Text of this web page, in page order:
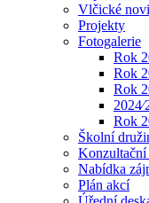
Vlčické
Projekty
Fotogalerie
Rok
Rok
Rok
Rok
Školní
Nabídka
Plán akcí